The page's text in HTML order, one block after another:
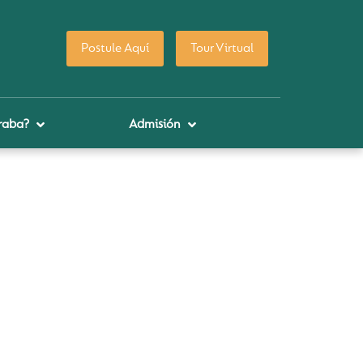
Postule Aquí Tour Virtual
Admisión